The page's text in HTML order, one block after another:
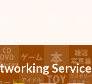
Service